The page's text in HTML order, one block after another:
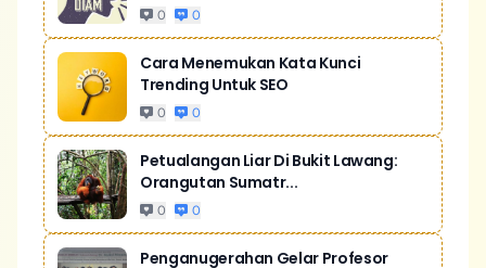
0 0
Cara Menemukan Kata Kunci
Trending Untuk SEO
0 0
Petualangan Liar Di Bukit Lawang:
Orangutan Sumatr...
0 0
Penganugerahan Gelar Profesor